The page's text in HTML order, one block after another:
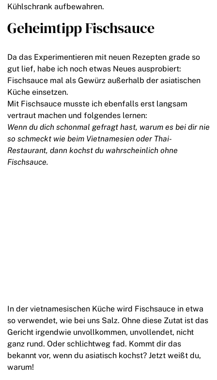
Kühlschrank aufbewahren.
Geheimtipp Fischsauce
Da das Experimentieren mit neuen Rezepten grade so
gut lief, habe ich noch etwas Neues ausprobiert:
Fischsauce mal als Gewürz außerhalb der asiatischen
Küche einsetzen.
Mit Fischsauce musste ich ebenfalls erst langsam
vertraut machen und folgendes lernen:
Wenn du dich schonmal gefragt hast, warum es bei dir nie
so schmeckt wie beim Vietnamesien oder Thai-
Restaurant, dann kochst du wahrscheinlich ohne
Fischsauce.
In der vietnamesischen Küche wird Fischsauce in etwa
so verwendet, wie bei uns Salz. Ohne diese Zutat ist das
Gericht irgendwie unvollkommen, unvollendet, nicht
ganz rund. Oder schlichtweg fad. Kommt dir das
bekannt vor, wenn du asiatisch kochst? Jetzt weißt du,
warum!